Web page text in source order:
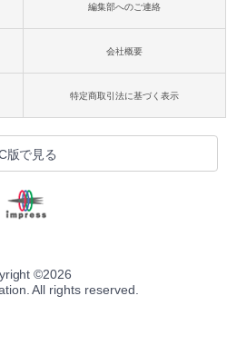
編集部へのご連絡
会社概要
特定商取引法に基づく表示
版で見る
©2026
All rights reserved.